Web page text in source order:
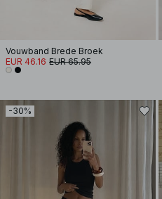
Vouwband Brede Broek
EUR 46.16 EUR 65.95
-30%